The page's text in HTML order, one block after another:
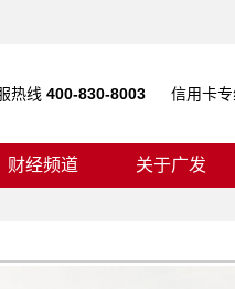
热线 400-830-8003 信用卡专
财经频道 关于广发